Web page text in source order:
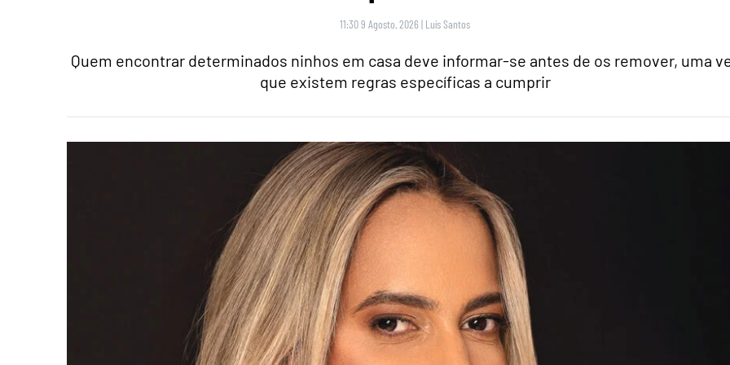
11:30 9 Agosto, 2026 | Luís Santos
Quem encontrar determinados ninhos em casa deve informar-se antes de os remover, uma
que existem regras específicas a cumprir